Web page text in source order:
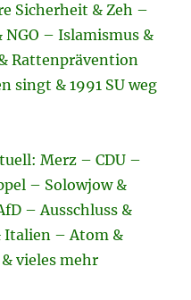
Sicherheit & Zeh –
– Islamismus &
Rattenprävention
singt & 1991 SU weg
Merz – CDU –
– Solowjow &
– Ausschluss &
Italien – Atom &
vieles mehr